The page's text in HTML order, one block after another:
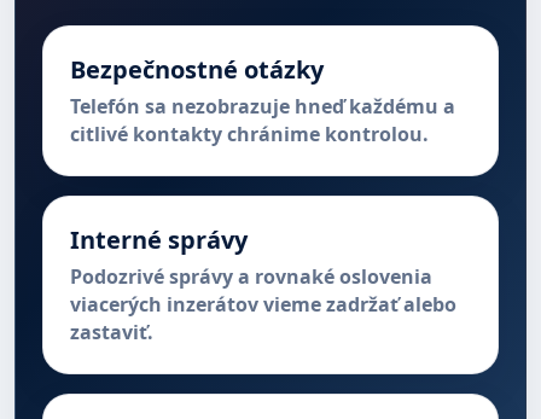
Bezpečnostné otázky
Telefón sa nezobrazuje hneď každému a
citlivé kontakty chránime kontrolou.
Interné správy
Podozrivé správy a rovnaké oslovenia
viacerých inzerátov vieme zadržať alebo
zastaviť.